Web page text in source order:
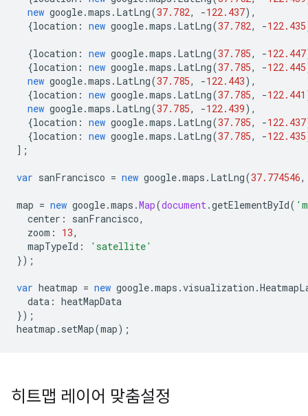
new google.maps . LatLng(37.782, -122.437),
{location : new google.maps . LatLng(37.782, -122.435
{location : new google.maps . LatLng(37.785, -122.447
{location : new google.maps . LatLng(37.785, -122.445
new google.maps . LatLng(37.785, -122.443),
{location : new google.maps . LatLng(37.785, -122.441
new google.maps . LatLng(37.785, -122.439),
{location : new google.maps . LatLng(37.785, -122.437
{location : new google.maps . LatLng(37.785, -122.435
];
var sanFrancisco = new google.maps . LatLng(37.774546,
map = new google.maps .Map(document.getElementById(
center : sanFrancisco,
zoom : 13,
mapTypeId :
'satellite'
});
var heatmap = new google.maps .visualization .
data : heatMapData
});
heatmap . setMap(map);
히트맵 레이어 맞춤설정